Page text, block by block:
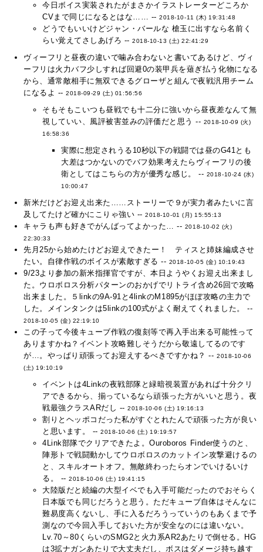
今日ボイス実装されたがまさかイラストレーターどころか
CVまで同じになるとはな…… --2018-10-11 (木) 19:31:48
どうでもいいけどジャン・バールな 槍玉に出すなら名前く
らい覚えてさしあげろ --2018-10-13 (土) 22:41:29
ヴィーフリと昼夜の違いで噛み合わないと書いてあるけど、ヴィ
ーフリは火力バフ少しすれば回避0の装甲兵を薙ぎ払う化物になる
から、通常敵相手に無双できるグローザと組んで夜戦汎用チーム
になるよ --2018-09-29 (土) 01:56:56
そもそもこいつも昼戦でも十二分に強いから昼夜差なんて無
視していい、風評被害並みの評価だと思う -- 2018-10-09 (火)
16:58:36
実際に想定されうる10秒以下の戦闘では昼のG41とも
大差はつかないのでバフ効果考えたらヴィーフリの後
衛としてはこちらの方が優秀な感じ。 -- 2018-10-24 (水)
10:00:47
新米だけどお迎え出来た……ストーリーで９が実力者みたいに言
及してたけど確かにこりゃ強い --2018-10-01 (月) 15:55:13
キャラも声も好きでがんばってよかった… -- 2018-10-02 (火)
22:30:33
先月25から始めたけどお迎えできたー！ ティスと姉妹編成させ
たい。自律作戦のボイスが素敵すぎる -- 2018-10-05 (金) 10:19:43
9/23より参加の新米指揮官ですが、本日ようやくお迎え出来まし
た。ウロボロス分析パターンのおかげでリトライ含め26回で攻略
出来ました。５linkの9A-91と4linkのM1895がほぼ攻略の主力で
した。メインタンクは5linkの100式がよく耐えてくれました。 --
2018-10-05 (金) 22:19:10
この子って今後キューブ作戦の復刻等で再入手出来る可能性って
ありますかね？イベント攻略難しそうだから敬遠してるのです
が…。やっぱり頑張ってお迎えするべきですかね？ --2018-10-06
(土) 19:10:19
イベントは4Linkの夜戦部隊と緑暗視装置があれば十分クリ
アできるから、揃っているなら頑張った方がいいと思う。夜
戦最強クラスARだし --2018-10-06 (土) 19:16:13
割りとヘッポコだった私がすぐとれたんで頑張った方が良い
と思います。 --2018-10-06 (土) 19:19:57
4Link部隊でクリアできたよ。Ouroboros Finder使うのと、
陣形トで戦闘動かしてウロボロスのカットイン攻撃避けるの
と、スキルオートオフ。無敵終わったらオンでいけるいけ
る。 --2018-10-06 (土) 19:41:15
大陸版だと続編の大型イベでも入手可能だったのでおそらく
日本版でも同じだろうと思う。ただキューブ自体はそんなに
難易度高くないし、手に入るだろうっていうのもあくまで予
測なので今回入手しておいた方が安全なのには違いない。
Lv.70～80くらいのSMG2と火力系AR2あたりで倒せる。HG
は3拡ナガンあたりで大丈夫だし、ボスはダメージ持ち越す